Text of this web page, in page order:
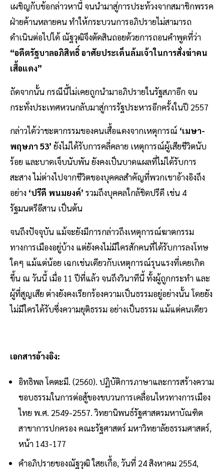
เผชิญกับข้อกล่าวหานี้ จนนำมาสู่การประท้วงจากสมาชิกพรรค
ฝ่ายค้านหลายคน ทำให้กระบวนการอภิปรายไม่สามารถ
ดำเนินต่อไปได้ ณัฐวุฒิจึงตัดสินถอยด้วยการถอนคำพูดที่ว่า
“อดีตรัฐบาลอภิสิทธิ์ อาศัยประเด็นล้มเจ้าในการสั่งฆ่าคน
เสื้อแดง”
ถัดจากนั้น กรณีนี้ไม่เคยถูกนำมาอภิปรายในรัฐสภาอีก จน
กระทั่งประเทศหวนกลับมาสู่การรัฐประหารอีกครั้งในปี 2557
กล่าวได้ว่าชะตากรรมของคนเสื้อแดงจากเหตุการณ์ ‘เมษา-
พฤษภา 53’ ยังไม่ได้รับการคลี่คลาย เหตุการณ์ผู้เสียชีวิตนับ
ร้อย และบาดเจ็บนับพัน ยังคงเป็นบาดแผลที่ไม่ได้รับการ
สะสาง ไม่ต่างไปจากชีวิตของบุคคลสำคัญที่พวกเขาอ้างอิงถึง
อย่าง ‘ปรีดี พนมยงค์’ รวมถึงบุคคลใกล้ชิดปรีดี เช่น 4
รัฐมนตรีอีสาน เป็นต้น
จนถึงปัจจุบัน แม้จะยังมีการกล่าวถึงเหตุการณ์ฆาตกรรม
ทางการเมืองอยู่บ้าง แต่ยังคงไม่มีใครสักคนที่ได้รับการลงโทษ
ใดๆ แม้แต่น้อย เฉกเช่นเดียวกับเหตุการณ์รุนแรงที่เคยเกิด
ขึ้น ณ วันนี้ เมื่อ 11 ปีที่แล้ว จนถึงวินาทีนี้ ทั้งผู้ถูกกระทำ และ
ผู้ที่สูญเสีย ต่างยังคงเรียกร้องความเป็นธรรมอยู่อย่างนั้น โดยยัง
ไม่มีใครได้รับซึ่งความยุติธรรม อย่างเป็นธรรม แม้แต่คนเดียว
เอกสารอ้างอิง:
อิทธิพล โคตะมี. (2560). ปฏิบัติการภาษาและการสร้างความ
ชอบธรรมในการต่อสู้ของขบวนการเคลื่อนไหวทางการเมือง
ไทย พ.ศ. 2549-2557. วิทยานิพนธ์รัฐศาสตรมหาบัณฑิต
สาขาการปกครอง คณะรัฐศาสตร์ มหาวิทยาลัยธรรมศาสตร์,
หน้า 143-177
คำอภิปรายของณัฐวุฒิ ใสยเกื้อ, วันที่ 24 สิงหาคม 2554,